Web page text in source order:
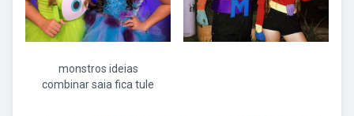
monstros ideias
combinar saia fica tule